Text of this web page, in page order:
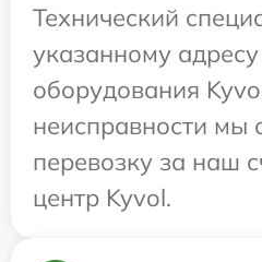
Технический
указанному
оборудования
неисправности мы
перевозку за наш
центр Kyvol.